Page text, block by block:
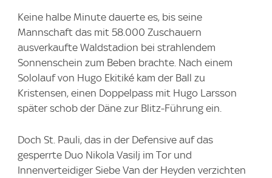
Keine halbe Minute dauerte es, bis seine
Mannschaft das mit 58.000 Zuschauern
ausverkaufte Waldstadion bei strahlendem
Sonnenschein zum Beben brachte. Nach einem
Sololauf von Hugo Ekitiké kam der Ball zu
Kristensen, einen Doppelpass mit Hugo Larsson
später schob der Däne zur Blitz-Führung ein.
Doch St. Pauli, das in der Defensive auf das
gesperrte Duo Nikola Vasilj im Tor und
Innenverteidiger Siebe Van der Heyden verzichten